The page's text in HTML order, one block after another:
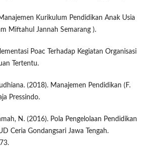
Kurikulum Pendidikan Anak Usia
Miftahul Jannah Semarang ).
Poac Terhadap Kegiatan Organisasi
Tertentu.
(2018). Manajemen Pendidikan (F.
Pressindo.
N. (2016). Pola Pengelolaan Pendidikan
Ceria Gondangsari Jawa Tengah.